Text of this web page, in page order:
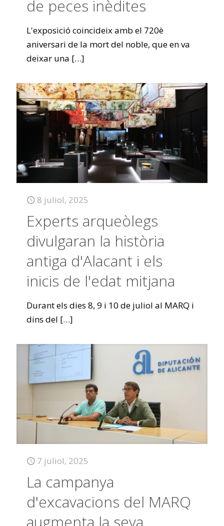
de peces inèdites
L'exposició coincideix amb el 720è
aniversari de la mort del noble, que en va
deixar una […]
8 juliol, 2025
Experts arqueòlegs
divulgaran la història
antiga d'Alacant i els
inicis de l'edat mitjana
Durant els dies 8, 9 i 10 de juliol al MARQ i
dins del […]
7 juliol, 2025
La campanya
d'excavacions del MARQ
augmenta la seva